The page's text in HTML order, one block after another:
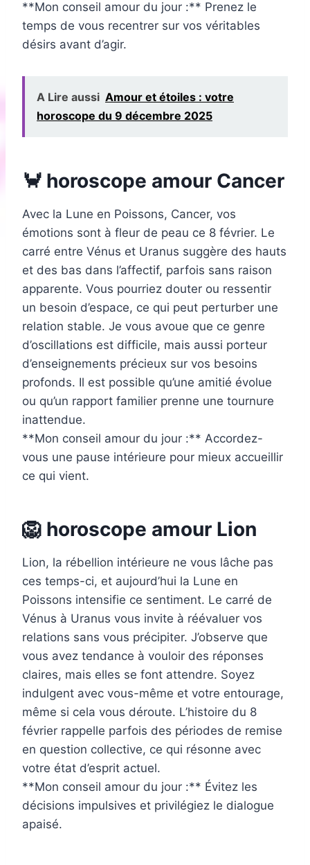
**Mon conseil amour du jour :** Prenez le
temps de vous recentrer sur vos véritables
désirs avant d’agir.
A Lire aussi Amour et étoiles : votre
horoscope du 9 décembre 2025
🦀 horoscope amour Cancer
Avec la Lune en Poissons, Cancer, vos
émotions sont à fleur de peau ce 8 février. Le
carré entre Vénus et Uranus suggère des hauts
et des bas dans l’affectif, parfois sans raison
apparente. Vous pourriez douter ou ressentir
un besoin d’espace, ce qui peut perturber une
relation stable. Je vous avoue que ce genre
d’oscillations est difficile, mais aussi porteur
d’enseignements précieux sur vos besoins
profonds. Il est possible qu’une amitié évolue
ou qu’un rapport familier prenne une tournure
inattendue.
**Mon conseil amour du jour :** Accordez-
vous une pause intérieure pour mieux accueillir
ce qui vient.
🦁 horoscope amour Lion
Lion, la rébellion intérieure ne vous lâche pas
ces temps-ci, et aujourd’hui la Lune en
Poissons intensifie ce sentiment. Le carré de
Vénus à Uranus vous invite à réévaluer vos
relations sans vous précipiter. J’observe que
vous avez tendance à vouloir des réponses
claires, mais elles se font attendre. Soyez
indulgent avec vous-même et votre entourage,
même si cela vous déroute. L’histoire du 8
février rappelle parfois des périodes de remise
en question collective, ce qui résonne avec
votre état d’esprit actuel.
**Mon conseil amour du jour :** Évitez les
décisions impulsives et privilégiez le dialogue
apaisé.